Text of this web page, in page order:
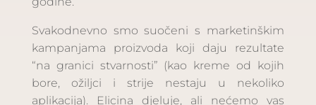
Svakodnevno smo suočeni s marketinškim
kampanjama proizvoda koji daju rezultate
“na granici stvarnosti” (kao kreme od kojih
bore, ožiljci i strije nestaju u nekoliko
aplikacija). Elicina djeluje, ali nećemo vas